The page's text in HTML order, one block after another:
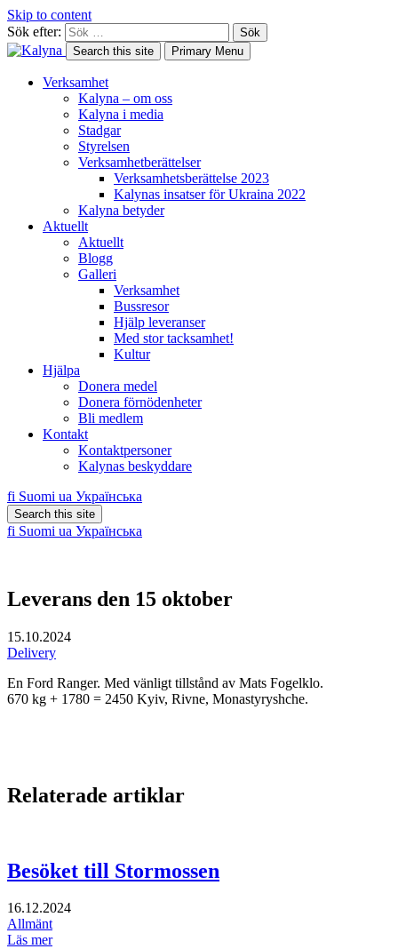
Skip to content
Sök efter:
Search this site Primary Menu
Verksamhet
Kalyna – om oss
Kalyna i media
Stadgar
Styrelsen
Verksamhetberättelser
Verksamhetsberättelse 2023
Kalynas insatser för Ukraina 2022
Kalyna betyder
Aktuellt
Aktuellt
Blogg
Galleri
Verksamhet
Bussresor
Hjälp leveranser
Med stor tacksamhet!
Kultur
Hjälpa
Donera medel
Donera förnödenheter
Bli medlem
Kontakt
Kontaktpersoner
Kalynas beskyddare
fi Suomi ua Українська
Search this site
fi Suomi ua Українська
Leverans den 15 oktober
15.10.2024
Delivery
En Ford Ranger. Med vänligt tillstånd av Mats Fogelklo.
670 kg + 1780 = 2450 Kyiv, Rivne, Monastyryshche.
Relaterade artiklar
Besöket till Stormossen
16.12.2024
Allmänt
Läs mer